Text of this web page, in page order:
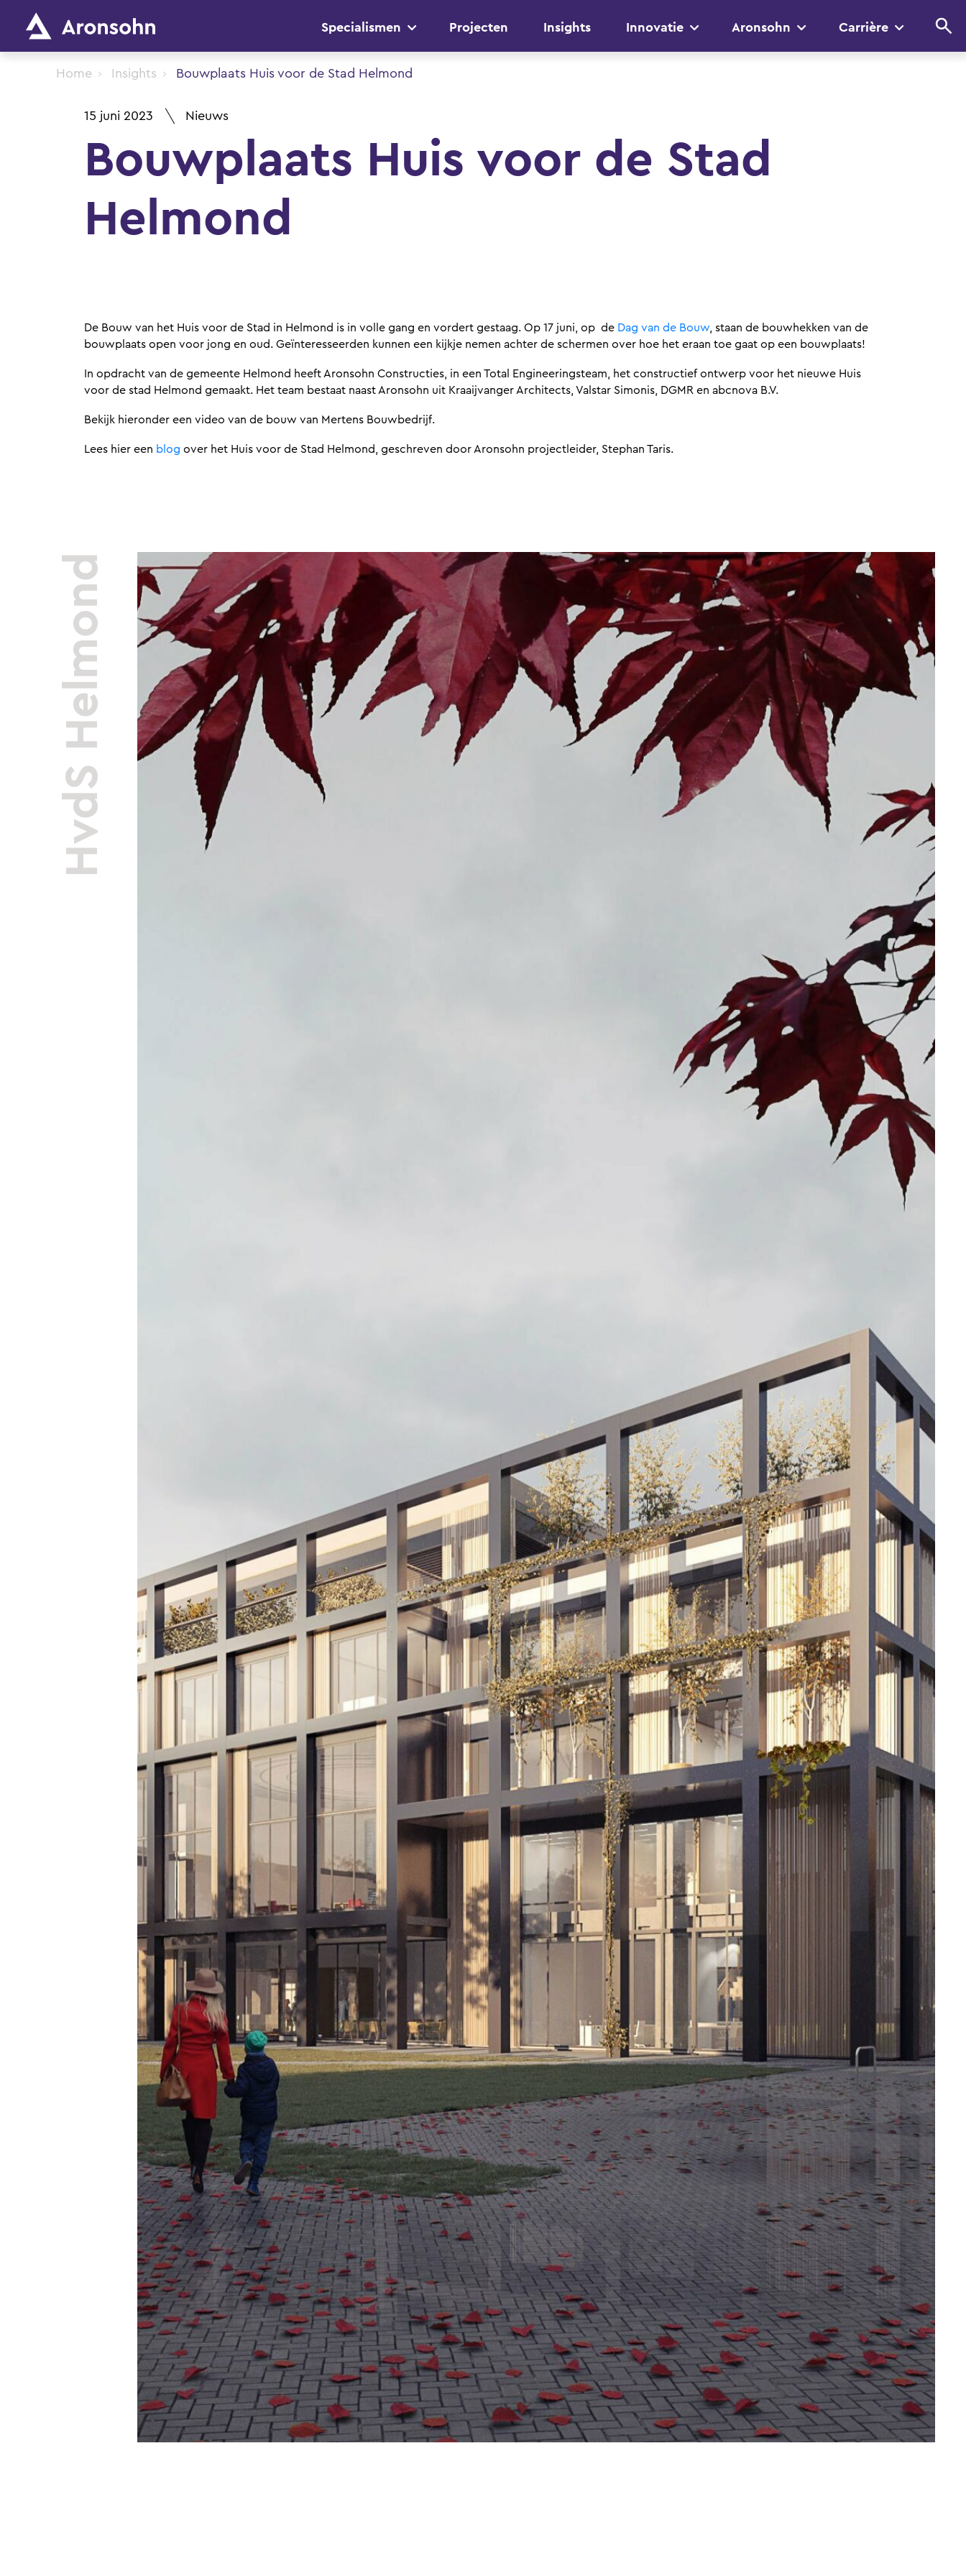
Specialismen Projecten Insights Innovatie Aronsohn Carrière
Home Insights Bouwplaats Huis voor de Stad Helmond
15 juni 2023 Nieuws
Bouwplaats Huis voor de Stad
Helmond
De Bouw van het Huis voor de Stad in Helmond is in volle gang en vordert gestaag. Op 17 juni, op de Dag van de Bouw , staan de bouwhekken van de
bouwplaats open voor jong en oud. Geïnteresseerden kunnen een kijkje nemen achter de schermen over hoe het eraan toe gaat op een bouwplaats!
In opdracht van de gemeente Helmond heeft Aronsohn Constructies, in een Total Engineeringsteam, het constructief ontwerp voor het nieuwe Huis
voor de stad Helmond gemaakt. Het team bestaat naast Aronsohn uit Kraaijvanger Architects, Valstar Simonis, DGMR en abcnova B.V.
Bekijk hieronder een video van de bouw van Mertens Bouwbedrijf.
Lees hier een blog over het Huis voor de Stad Helmond, geschreven door Aronsohn projectleider, Stephan Taris.
HvdS Helmond